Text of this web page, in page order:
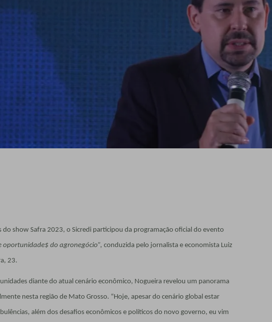
show Safra 2023, o Sicredi participou da programação oficial do evento
oportunidade$ do agronegócio”, conduzida pelo jornalista e economista Luiz
23.
diante do atual cenário econômico, Nogueira revelou um panorama
nesta região de Mato Grosso. “Hoje, apesar do cenário global estar
além dos desafios econômicos e políticos do novo governo, eu vim